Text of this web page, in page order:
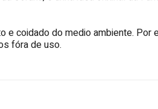
coidado do medio ambiente. Por
fóra de uso.